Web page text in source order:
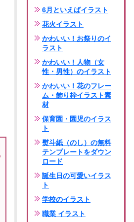
6月といえばイラスト
花火イラスト
かわいい！お祭りのイ
ラスト
かわいい！人物（女
性・男性）のイラスト
かわいい！花のフレー
ム・飾り枠イラスト素
材
保育園・園児のイラス
ト
熨斗紙（のし）の無料
テンプレートをダウン
ロード
誕生日の可愛いイラス
ト
学校のイラスト
職業 イラスト